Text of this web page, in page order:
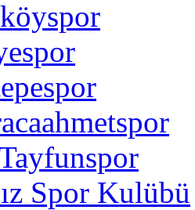
Spor Kulübü